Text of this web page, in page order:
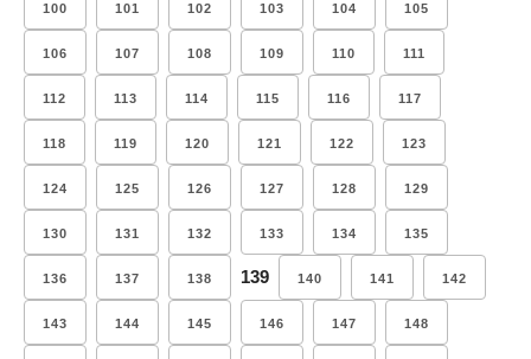
100 101 102 103 104 105
106 107 108 109 110 111
112 113 114 115 116 117
118 119 120 121 122 123
124 125 126 127 128 129
130 131 132 133 134 135
136 137 138 139 140 141 142
143 144 145 146 147 148